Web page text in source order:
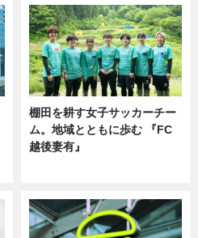
棚田を耕す女子サッカーチー
ム。地域とともに歩む 『FC
越後妻有』